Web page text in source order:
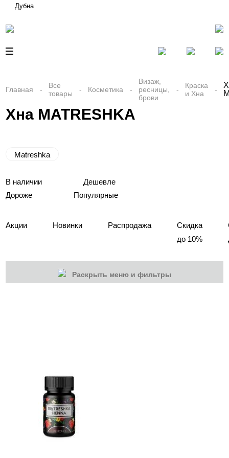
Дубна
Главная
Все
товары
Косметика
Визаж,
ресницы,
брови
Краска
и Хна
Хна MATRESHKA
Matreshka
В наличии
Дешевле
Дороже
Популярные
Акции Новинки Распродажа
Скидка
до 10%
Раскрыть меню и фильтры
Волосы
Массаж
Парафинотерапия